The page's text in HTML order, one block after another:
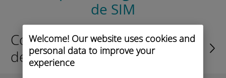
Welcome! Our website uses cookies and
personal data to improve your
experience
de SIM
Como posso acessar o portal
de gerenciamento do SIM?